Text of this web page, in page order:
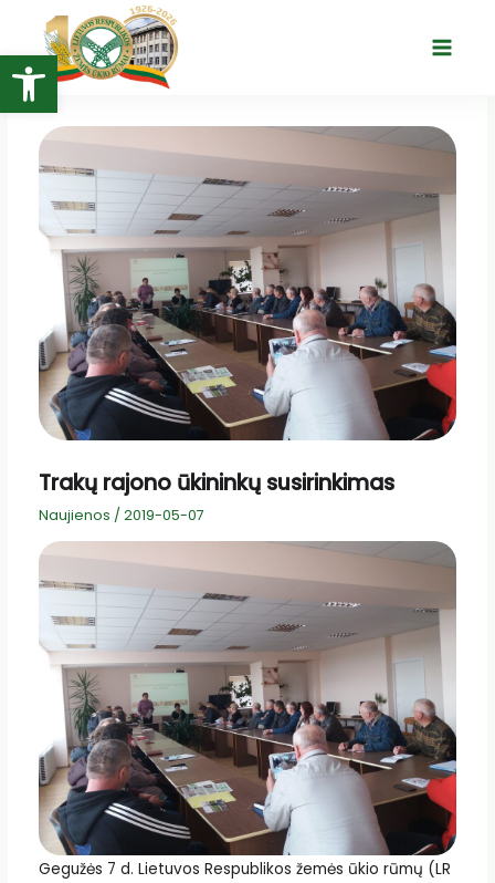
Open toolbar
turinio
Main
Trakų rajono ūkininkų susirinkimas
Naujienos / 2019-05-07
Gegužės 7 d. Lietuvos Respublikos žemės ūkio rūmų (LR